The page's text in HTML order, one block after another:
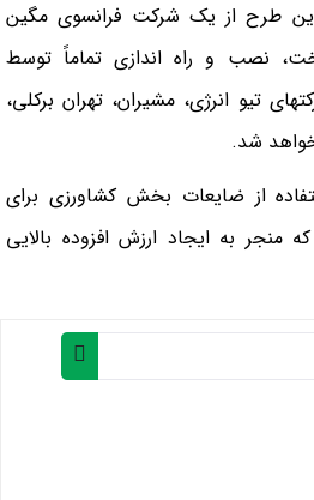
طرح از یک شرکت فرانسوی مگين
نصب و راه اندازی تماماً توسط
تيو انرژي، مشيران، تهران بركلي،
خواهد شد.
از ضايعات بخش کشاورزی براي
منجر به ايجاد ارزش افزوده بالايي